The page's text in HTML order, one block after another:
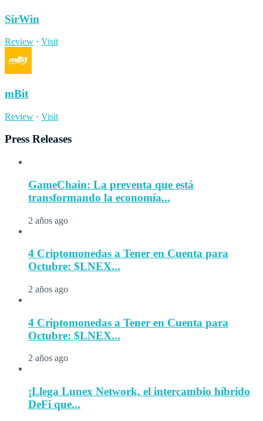
SirWin
Review · Visit
mBit
Review · Visit
Press Releases
GameChain: La preventa que está
transformando la economía...
2 años ago
4 Criptomonedas a Tener en Cuenta para
Octubre: $LNEX...
2 años ago
4 Criptomonedas a Tener en Cuenta para
Octubre: $LNEX...
2 años ago
¡Llega Lunex Network, el intercambio híbrido
DeFi que...